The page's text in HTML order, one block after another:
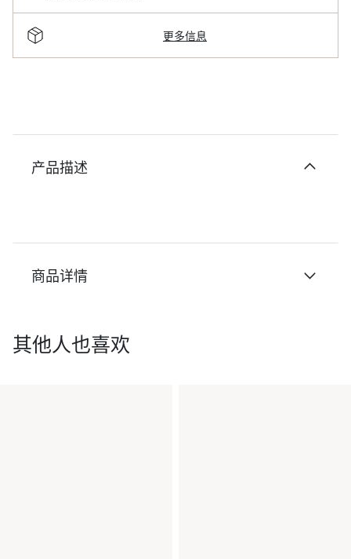
更多信息
产品描述
商品详情
其他人也喜欢